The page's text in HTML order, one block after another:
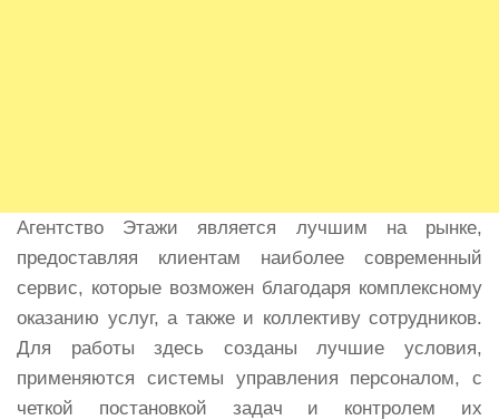
Агентство Этажи является лучшим на рынке,
предоставляя клиентам наиболее современный
сервис, которые возможен благодаря комплексному
оказанию услуг, а также и коллективу сотрудников.
Для работы здесь созданы лучшие условия,
применяются системы управления персоналом, с
четкой постановкой задач и контролем их